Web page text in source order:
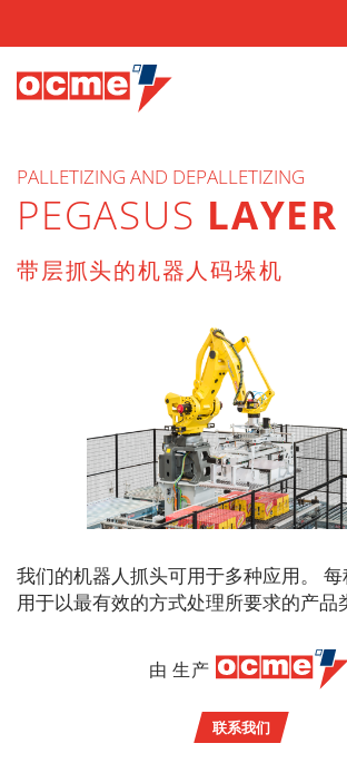
PALLETIZING AND DEPALLETIZING
PEGASUS LAYER
带层抓头的机器人码垛机
我们的机器人抓头可用于多种应用。
用于以最有效的方式处理所要求的产品
由 生产
联系我们